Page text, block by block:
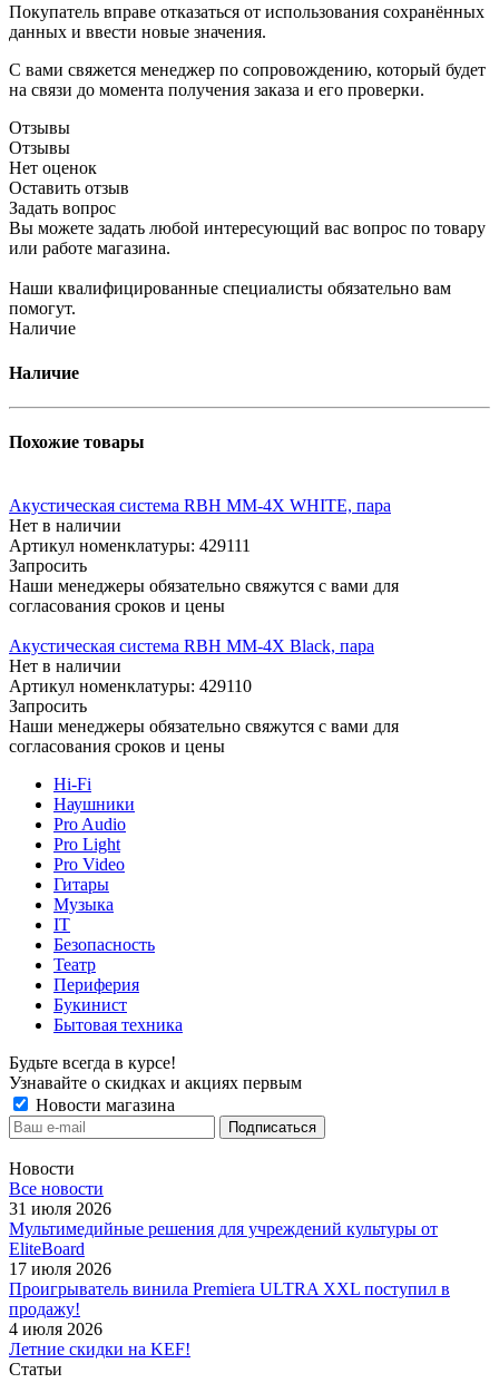
Покупатель вправе отказаться от использования сохранённых
данных и ввести новые значения.
С вами свяжется менеджер по сопровождению, который будет
на связи до момента получения заказа и его проверки.
Отзывы
Отзывы
Нет оценок
Оставить отзыв
Задать вопрос
Вы можете задать любой интересующий вас вопрос по товару
или работе магазина.
Наши квалифицированные специалисты обязательно вам
помогут.
Наличие
Наличие
Похожие товары
Акустическая система RBH MM-4X WHITE, пара
Нет в наличии
Артикул номенклатуры: 429111
Запросить
Наши менеджеры обязательно свяжутся с вами для
согласования сроков и цены
Акустическая система RBH MM-4X Black, пара
Нет в наличии
Артикул номенклатуры: 429110
Запросить
Наши менеджеры обязательно свяжутся с вами для
согласования сроков и цены
Hi-Fi
Наушники
Pro Audio
Pro Light
Pro Video
Гитары
Музыка
IT
Безопасность
Театр
Периферия
Букинист
Бытовая техника
Будьте всегда в курсе!
Узнавайте о скидках и акциях первым
Новости магазина
Новости
Все новости
31 июля 2026
Мультимедийные решения для учреждений культуры от
EliteBoard
17 июля 2026
Проигрыватель винила Premiera ULTRA XXL поступил в
продажу!
4 июля 2026
Летние скидки на KEF!
Статьи